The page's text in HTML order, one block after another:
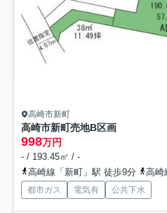
高崎市新町
高崎市新町売地B区画
998万円
- / 193.45㎡ / -
高崎線「新町」駅 徒歩9分
高崎
都市ガス 電気有 公共下水